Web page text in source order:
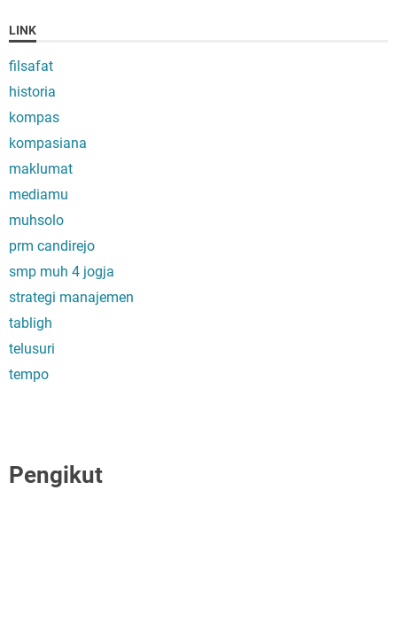
LINK
filsafat
historia
kompas
kompasiana
maklumat
mediamu
muhsolo
prm candirejo
smp muh 4 jogja
strategi manajemen
tabligh
telusuri
tempo
Pengikut